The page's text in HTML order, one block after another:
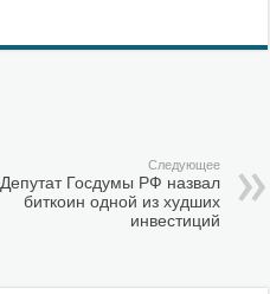
Следующее
Депутат Госдумы РФ назвал
биткоин одной из худших
инвестиций